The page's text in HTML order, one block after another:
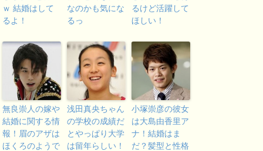
ｗ 結婚はして
るよ！
なのかも気にな
るっ
るけど活躍して
ほしい！
無良崇人の嫁や
結婚に関する情
報！眉のアザは
ほくろのようで
浅田真央ちゃん
の学校の成績だ
とやっぱり大学
は留年らしい！
小塚崇彦の彼女
は大島由香里ア
ナ！結婚はま
だ？髪型と性格